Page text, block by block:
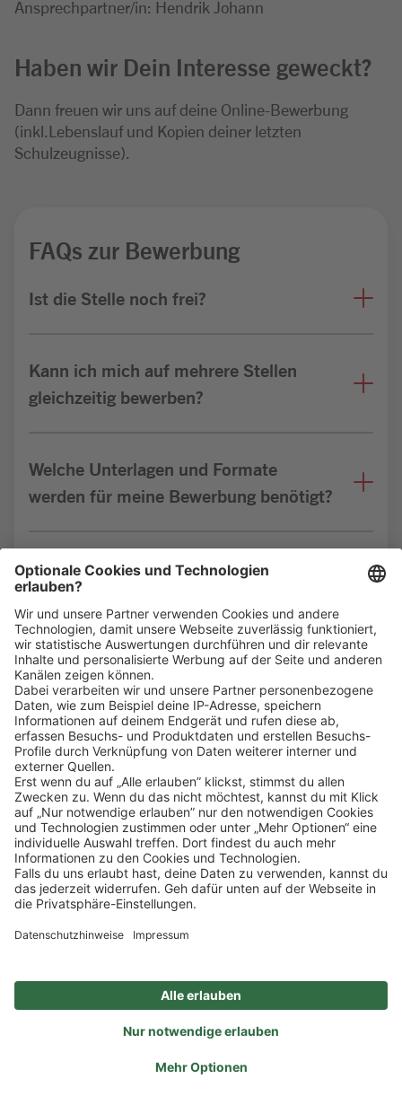
Ansprechpartner/in: Hendrik Johann
Haben wir Dein Interesse geweckt?
Dann freuen wir uns auf deine Online-Bewerbung
(inkl.Lebenslauf und Kopien deiner letzten
Schulzeugnisse).
FAQs zur Bewerbung
Ist die Stelle noch frei?
Kann ich mich auf mehrere Stellen
gleichzeitig bewerben?
Welche Unterlagen und Formate
werden für meine Bewerbung benötigt?
Bin ich für die Stelle geeignet?
Klickehier, um alle offenen Jobs zu sehen.
Impressum Datenschutz
Privatsphäre-Einstellungen
FAQ
Veranstaltungen
Sitemap